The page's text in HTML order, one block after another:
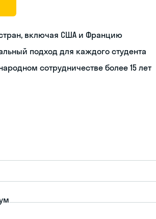
включая США и Францию
подход для каждого студента
сотрудничестве более 15 лет